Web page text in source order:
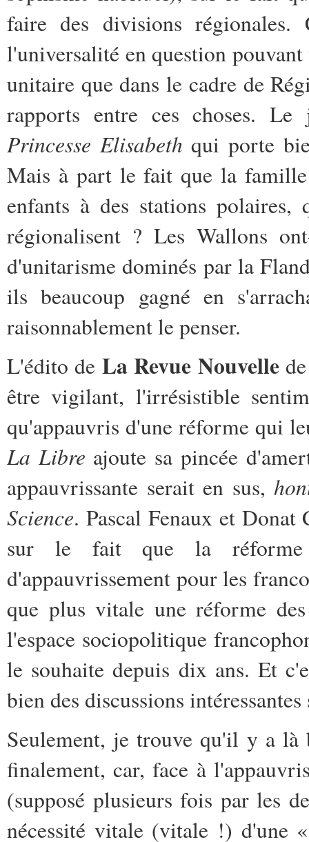
faire des divisions
l'universalité en question
unitaire que dans le cadre de
rapports entre ces choses.
Princesse Elisabeth qui porte
Mais à part le fait que la
enfants à des stations
régionalisent ? Les Wallons
d'unitarisme dominés par la
ils beaucoup gagné en
raisonnablement le penser.
L'édito de La Revue Nouvellede
être vigilant, l'irrésistible
qu'appauvris d'une réforme qui
La Libre ajoute sa pincée
appauvrissante serait en sus,
Science. Pascal Fenaux et
sur le fait que la réforme
d'appauvrissement pour les
que plus vitale une réforme
l'espace sociopolitique
le souhaite depuis dix ans. Et
bien des discussions
Seulement, je trouve qu'il y a là
finalement, car, face à
(supposé plusieurs fois par les
nécessité vitale (vitale !) d'une